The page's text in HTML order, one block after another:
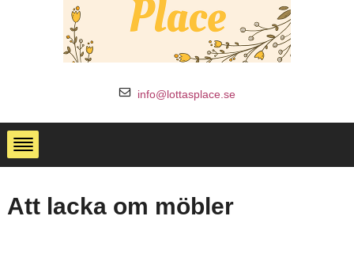
info@lottasplace.se
Att lacka om möbler